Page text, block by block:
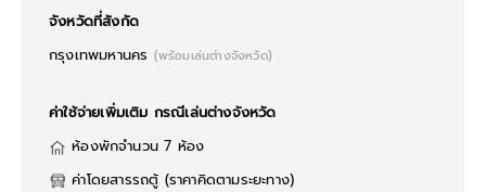
จังหวัดที่สังกัด
กรุงเทพมหานคร (พร้อมเล่นต่างจังหวัด)
ค่าใช้จ่ายเพิ่มเติม กรณีเล่นต่างจังหวัด
ห้องพักจำนวน 7 ห้อง
ค่าโดยสารรถตู้ (ราคาคิดตามระยะทาง)